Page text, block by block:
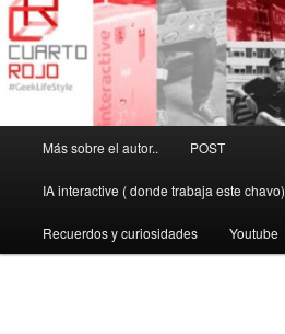
Más sobre el autor.. POST
IA interactive ( donde trabaja este chavo)
Recuerdos y curiosidades Youtube